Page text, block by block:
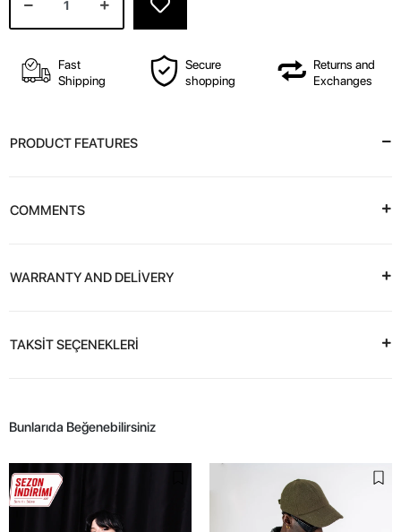
Fast
Shipping
Secure
shopping
Returns and
Exchanges
PRODUCT FEATURES
COMMENTS
WARRANTY AND DELİVERY
TAKSİT SEÇENEKLERİ
Bunlarıda Beğenebilirsiniz